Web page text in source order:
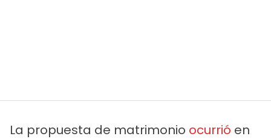
La propuesta de matrimonio ocurrió en